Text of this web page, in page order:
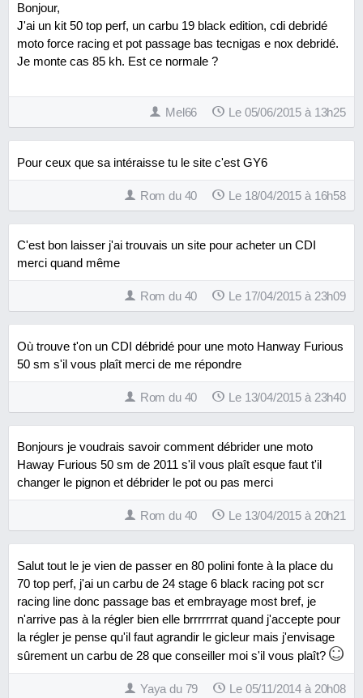
Bonjour,
J'ai un kit 50 top perf, un carbu 19 black edition, cdi debridé
moto force racing et pot passage bas tecnigas e nox debridé.
Je monte cas 85 kh. Est ce normale ?
Mel66 Le 05/06/2015 à 13h25
Pour ceux que sa intéraisse tu le site c'est GY6
Rom du 40 Le 18/04/2015 à 16h58
C'est bon laisser j'ai trouvais un site pour acheter un CDI
merci quand même
Rom du 40 Le 17/04/2015 à 23h09
Où trouve t'on un CDI débridé pour une moto Hanway Furious
50 sm s'il vous plaît merci de me répondre
Rom du 40 Le 13/04/2015 à 23h40
Bonjours je voudrais savoir comment débrider une moto
Haway Furious 50 sm de 2011 s'il vous plaît esque faut t'il
changer le pignon et débrider le pot ou pas merci
Rom du 40 Le 13/04/2015 à 20h21
Salut tout le je vien de passer en 80 polini fonte à la place du
70 top perf, j'ai un carbu de 24 stage 6 black racing pot scr
racing line donc passage bas et embrayage most bref, je
n'arrive pas à la régler bien elle brrrrrrrat quand j'accepte pour
la régler je pense qu'il faut agrandir le gicleur mais j'envisage
sûrement un carbu de 28 que conseiller moi s'il vous plaît?
Yaya du 79 Le 05/11/2014 à 20h08